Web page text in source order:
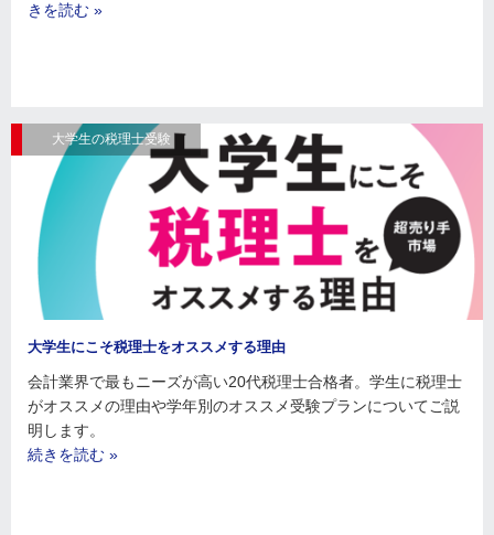
きを読む »
大学生の税理士受験
大学生にこそ税理士をオススメする理由
会計業界で最もニーズが高い20代税理士合格者。学生に税理士
がオススメの理由や学年別のオススメ受験プランについてご説
明します。
続きを読む »